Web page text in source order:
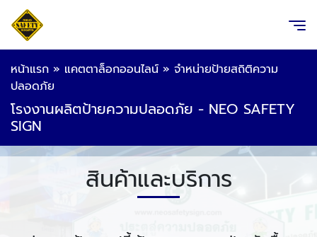
หน้าแรก » แคตตาล็อกออนไลน์ » จำหน่ายป้ายสถิติความ
ปลอดภัย
โรงงานผลิตป้ายความปลอดภัย - NEO SAFETY
SIGN
สินค้าและบริการ